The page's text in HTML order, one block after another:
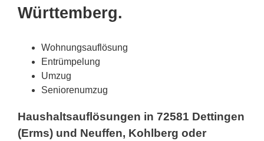
Württemberg.
Wohnungsauflösung
Entrümpelung
Umzug
Seniorenumzug
Haushaltsauflösungen in 72581 Dettingen
(Erms) und Neuffen, Kohlberg oder